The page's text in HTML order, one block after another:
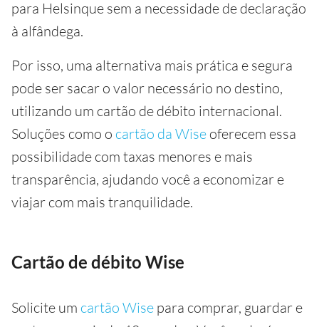
para Helsinque sem a necessidade de declaração
à alfândega.
Por isso, uma alternativa mais prática e segura
pode ser sacar o valor necessário no destino,
utilizando um cartão de débito internacional.
Soluções como o cartão da Wise oferecem essa
possibilidade com taxas menores e mais
transparência, ajudando você a economizar e
viajar com mais tranquilidade.
Cartão de débito Wise
Solicite um cartão Wise para comprar, guardar e